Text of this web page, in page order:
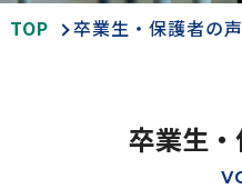
TOP 卒業生・保護者の声
卒業生